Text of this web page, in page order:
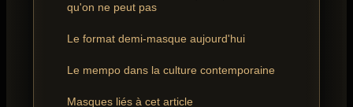
qu'on ne peut pas
Le format demi-masque aujourd'hui
Le mempo dans la culture contemporaine
Masques liés à cet article